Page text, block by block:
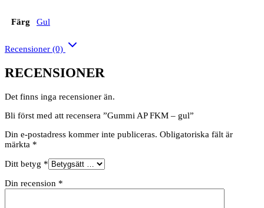
Färg Gul
Recensioner (0)
RECENSIONER
Det finns inga recensioner än.
Bli först med att recensera ”Gummi AP FKM – gul”
Din e-postadress kommer inte publiceras. Obligatoriska fält är
märkta *
Ditt betyg *
Din recension *